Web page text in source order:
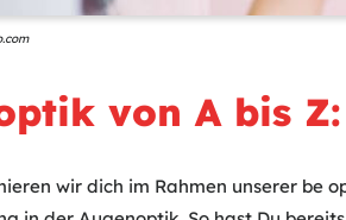
von A bis
wir dich im Rahmen unserer be